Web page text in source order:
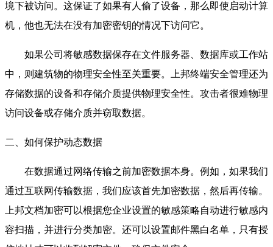
境下被访问。这保证了如果有人偷了设备，那么即使启动计算
机，他也无法在没有加密密钥的情况下访问它。
如果公司将敏感数据保存在文件服务器、数据库或工作站
中，则建筑物的物理安全性至关重要。上邦终端安全管理还为
存储数据的设备和存储介质提供物理安全性。攻击者很难物理
访问设备或存储介质并窃取数据。
二、如何保护动态数据
在数据通过网络传输之前加密数据本身。例如，如果我们
通过互联网传输数据，我们应该首先加密数据，然后再传输。
上邦文档加密可以根据您企业设置的敏感策略自动进行敏感内
容扫描，并进行分类加密。还可以设置邮件黑白名单，只有授